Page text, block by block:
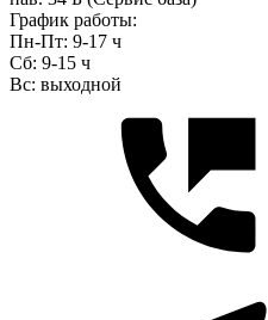
График работы:
Пн-Пт: 9-17 ч
Сб: 9-15 ч
Вс: выходной